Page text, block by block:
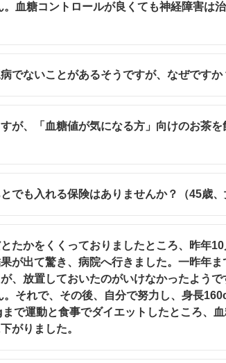
血糖コントロールが良くても神経障害は
でないことがあるそうですが、なぜですか
が、「血糖値が気になる方」向けのお茶を
も入れる保険はありませんか？（45歳、
たかをくくっておりましたところ、昨年
が出て驚き、病院へ行きました。一昨年ま
、放置しておいたのがいけなかったようで
。それで、その後、自分で努力し、身長
で運動と食事でダイエットしたところ、
がりました。